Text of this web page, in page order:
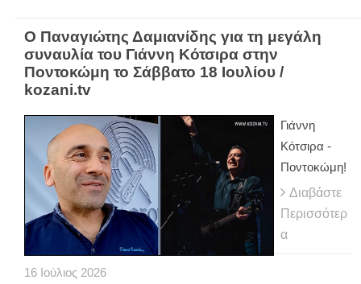
Ο Παναγιώτης Δαμιανίδης για τη μεγάλη
συναυλία του Γιάννη Κότσιρα στην
Ποντοκώμη το Σάββατο 18 Ιουλίου /
kozani.tv
Γιάννη
Κότσιρα -
Ποντοκώμη!
Διαβάστε
Περισσότερ
α
16 Ιούλιος 2026